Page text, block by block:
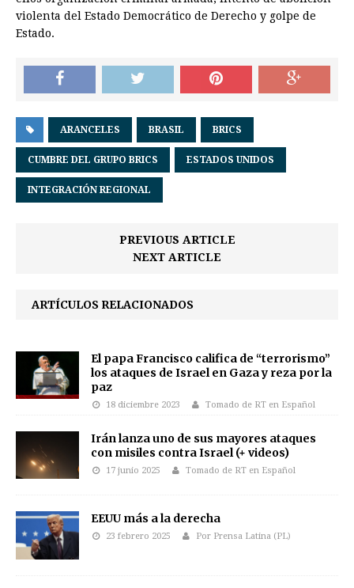
violenta del Estado Democrático de Derecho y golpe de
Estado.
ARANCELES BRASIL BRICS
CUMBRE DEL GRUPO BRICS ESTADOS UNIDOS
INTEGRACIÓN REGIONAL
PREVIOUS ARTICLE
NEXT ARTICLE
ARTÍCULOS RELACIONADOS
El papa Francisco califica de “terrorismo”
los ataques de Israel en Gaza y reza por la
paz
18 diciembre 2023 Tomado de RT en Español
Irán lanza uno de sus mayores ataques
con misiles contra Israel (+ videos)
17 junio 2025 Tomado de RT en Español
EEUU más a la derecha
23 febrero 2025 Por Prensa Latina (PL)